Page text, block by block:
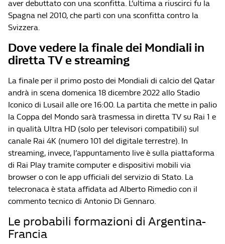
aver debuttato con una sconfitta. L’ultima a riuscirci fu la
Spagna nel 2010, che partì con una sconfitta contro la
Svizzera.
Dove vedere la finale dei Mondiali in
diretta TV e streaming
La finale per il primo posto dei Mondiali di calcio del Qatar
andrà in scena domenica 18 dicembre 2022 allo Stadio
Iconico di Lusail alle ore 16:00. La partita che mette in palio
la Coppa del Mondo sarà trasmessa in diretta TV su Rai 1 e
in qualità Ultra HD (solo per televisori compatibili) sul
canale Rai 4K (numero 101 del digitale terrestre). In
streaming, invece, l’appuntamento live è sulla piattaforma
di Rai Play tramite computer e dispositivi mobili via
browser o con le app ufficiali del servizio di Stato. La
telecronaca è stata affidata ad Alberto Rimedio con il
commento tecnico di Antonio Di Gennaro.
Le probabili formazioni di Argentina-
Francia